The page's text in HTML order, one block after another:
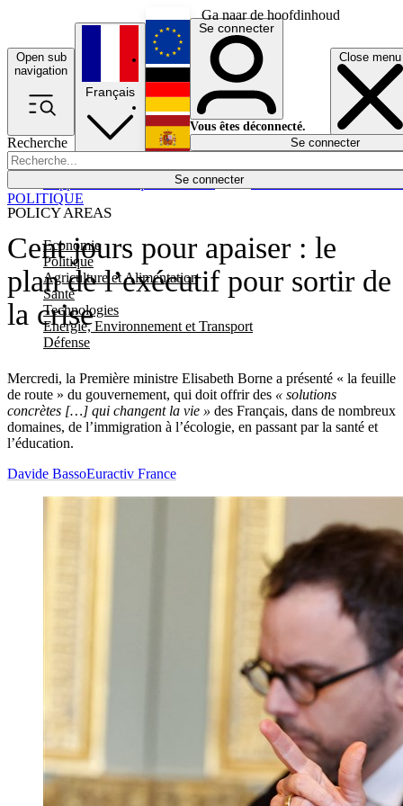
Ga naar de hoofdinhoud
Open sub
navigation
Close menu
Recherche
Se connecter
POLICY AREAS
Economie
Politique
Agriculture et Alimentation
Santé
Technologies
Energie, Environnement et Transport
Défense
Économie
Français
English
Deutsch
Español
Se connecter
Vous êtes déconnecté.
Se connecter
Cent jours pour apaiser : le
plan de l’exécutif pour sortir de
la crise
Mercredi, la Première ministre Elisabeth Borne a présenté « la feuille
de route » du gouvernement, qui doit offrir des « solutions
concrètes […] qui changent la vie » des Français, dans de nombreux
domaines, de l’immigration à l’écologie, en passant par la santé et
l’éducation.
POLITIQUE
Davide BassoEuractiv France